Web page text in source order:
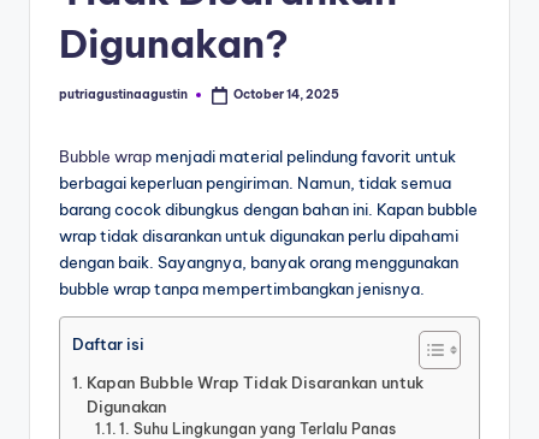
Digunakan?
putriagustinaagustin October 14, 2025
Bubble wrapmenjadi material pelindung favorit untuk
berbagai keperluan pengiriman. Namun, tidak semua
barang cocok dibungkus dengan bahan ini. Kapan bubble
wrap tidak disarankan untuk digunakan perlu dipahami
dengan baik. Sayangnya, banyak orang menggunakan
bubble wrap tanpa mempertimbangkan jenisnya.
Daftar isi
Kapan Bubble Wrap Tidak Disarankan untuk
Digunakan
1. Suhu Lingkungan yang Terlalu Panas